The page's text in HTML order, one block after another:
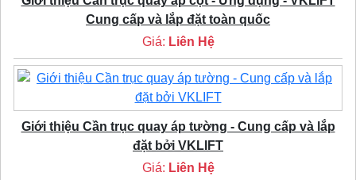
Cung cấp và lắp đặt toàn quốc
Giá: Liên Hệ
Giới thiệu Cần trục quay áp tường - Cung cấp và lắp
đặt bởi VKLIFT
Giá: Liên Hệ